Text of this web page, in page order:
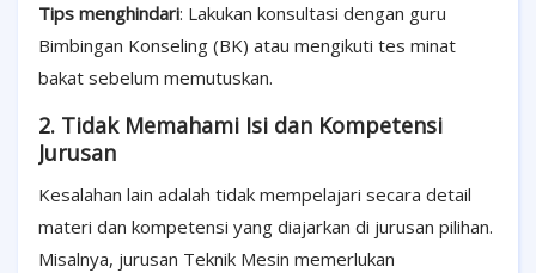
Tips menghindari: Lakukan konsultasi dengan guru
Bimbingan Konseling (BK) atau mengikuti tes minat
bakat sebelum memutuskan.
2. Tidak Memahami Isi dan Kompetensi
Jurusan
Kesalahan lain adalah tidak mempelajari secara detail
materi dan kompetensi yang diajarkan di jurusan pilihan.
Misalnya, jurusan Teknik Mesin memerlukan